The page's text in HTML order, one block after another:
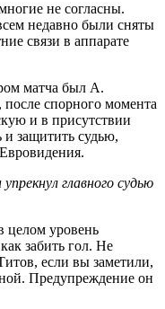
не согласны.
недавно были сняты
связи в аппарате
матча был А.
спорного момента
и в присутствии
и защитить судью,
главного судью
целом уровень
забить гол. Не
если вы заметили,
Предупреждение он